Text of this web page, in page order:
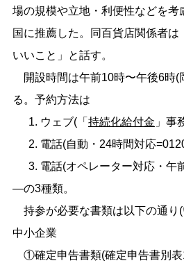
場の規模や立地・利便性などを
国に推薦した。同百貨店関係者
いいこと」と話す。
開設時間は午前10時〜午後6時
る。予約方法は
ウェブ(「 持続化給付金 」事
電話(自動・24時間対応
電話(オペレーター対応・
—の3種類。
持参が必要な書類は以下の通り
中小企業
①確定申告書類(確定申告書別